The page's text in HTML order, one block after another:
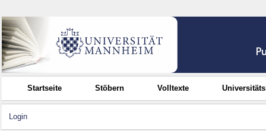
Startseite Stöbern Volltexte
Login